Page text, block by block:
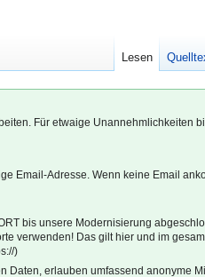
Für etwaige Unannehmlichkeiten
Email-Adresse. Wenn keine Email
bis unsere Modernisierung
verwenden! Das gilt hier und im
)
Daten, erlauben umfassend anonyme
Lesen